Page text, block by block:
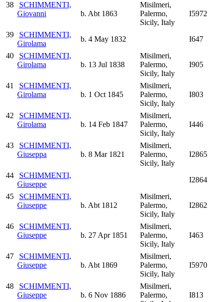
38
SCHIMMENTI,
Giovanni
b. Abt 1863
Misilmeri,
Palermo,
Sicily, Italy
I5972
39
SCHIMMENTI,
Girolama
b. 4 May 1832
I647
40
SCHIMMENTI,
Girolama
b. 13 Jul 1838
Misilmeri,
Palermo,
Sicily, Italy
I905
41
SCHIMMENTI,
Girolama
b. 1 Oct 1845
Misilmeri,
Palermo,
Sicily, Italy
I803
42
SCHIMMENTI,
Girolama
b. 14 Feb 1847
Misilmeri,
Palermo,
Sicily, Italy
I446
43
SCHIMMENTI,
Giuseppa
b. 8 Mar 1821
Misilmeri,
Palermo,
Sicily, Italy
I2865
44
SCHIMMENTI,
Giuseppe
I2864
45
SCHIMMENTI,
Giuseppe
b. Abt 1812
Misilmeri,
Palermo,
Sicily, Italy
I2862
46
SCHIMMENTI,
Giuseppe
b. 27 Apr 1851
Misilmeri,
Palermo,
Sicily, Italy
I463
47
SCHIMMENTI,
Giuseppe
b. Abt 1869
Misilmeri,
Palermo,
Sicily, Italy
I5970
48
SCHIMMENTI,
Giuseppe
b. 6 Nov 1886
Misilmeri,
Palermo,
I813